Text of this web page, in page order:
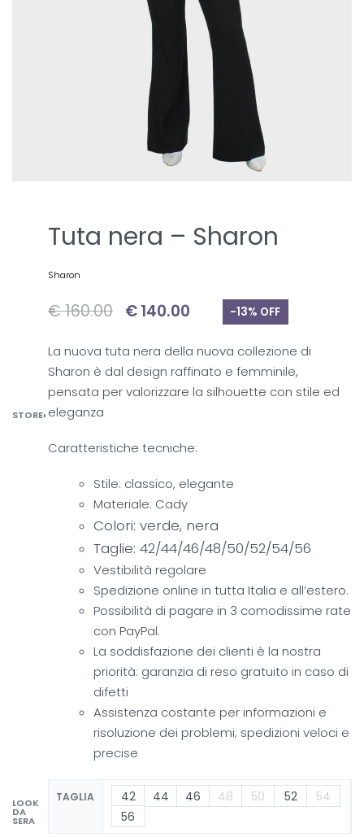
STORE›
LOOK
DA
SERA
Tuta nera – Sharon
Sharon
€160.00 €140.00 -13% OFF
La nuova tuta nera della nuova collezione di
Sharon è dal design raffinato e femminile,
pensata per valorizzare la silhouette con stile ed
eleganza
Caratteristiche tecniche:
Stile: classico, elegante
Materiale: Cady
Colori: verde, nera
Taglie: 42/44/46/48/50/52/54/56
Vestibilità regolare
Spedizione online in tutta Italia e all’estero.
Possibilità di pagare in 3 comodissime rate
con PayPal.
La soddisfazione dei clienti è la nostra
priorità: garanzia di reso gratuito in caso di
difetti
Assistenza costante per informazioni e
risoluzione dei problemi; spedizioni veloci e
precise
TAGLIA 42 44 46 48 50 52
54
56